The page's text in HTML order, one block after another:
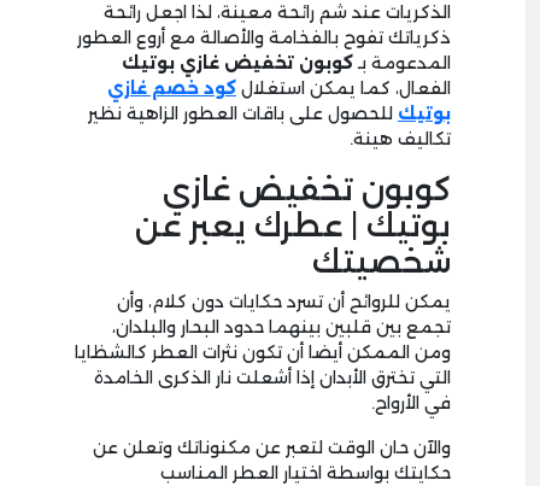
الذكريات عند شم رائحة معينة، لذا اجعل رائحة
ذكرياتك تفوح بالفخامة والأصالة مع أروع العطور
المدعومة بـكوبون تخفيض غازي بوتيك
الفعال، كما يمكن استغلال كود خصم غازي
بوتيك للحصول على باقات العطور الزاهية نظير
تكاليف هينة.
كوبون تخفيض غازي
بوتيك | عطرك يعبر عن
شخصيتك
يمكن للروائح أن تسرد حكايات دون كلام، وأن
تجمع بين قلبين بينهما حدود البحار والبلدان،
ومن الممكن أيضا أن تكون نثرات العطر كالشظايا
التي تخترق الأبدان إذا أشعلت نار الذكرى الخامدة
في الأرواح.
والآن حان الوقت لتعبر عن مكنوناتك وتعلن عن
حكايتك بواسطة اختيار العطر المناسب